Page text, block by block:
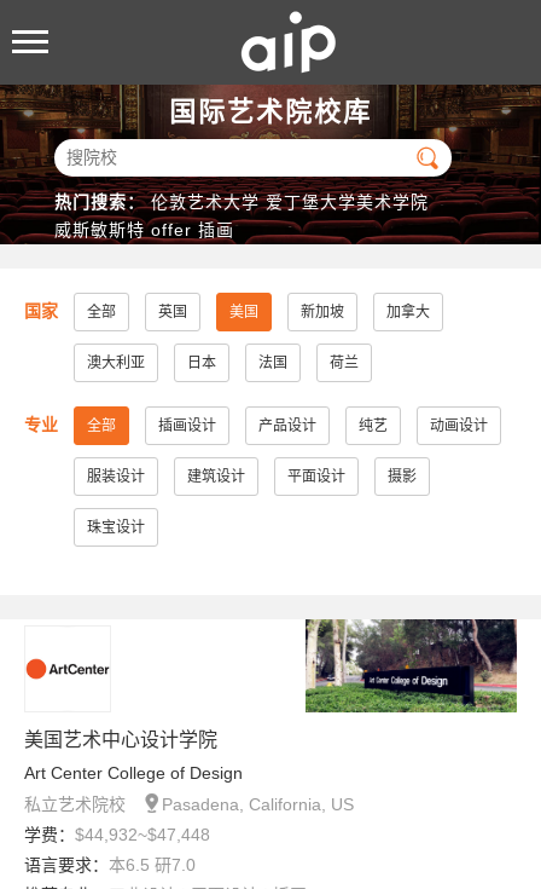
国际艺术院校库

热门搜索： 伦敦艺术大学 爱丁堡大学美术学院
威斯敏斯特 offer 插画
国家 全部 英国 美国 新加坡 加拿大
澳大利亚 日本 法国 荷兰
专业 全部 插画设计 产品设计 纯艺 动画设计
服装设计 建筑设计 平面设计 摄影
珠宝设计
美国艺术中心设计学院
Art Center College of Design
私立艺术院校
 Pasadena, California, US
学费： $44,932~$47,448
语言要求： 本6.5 研7.0